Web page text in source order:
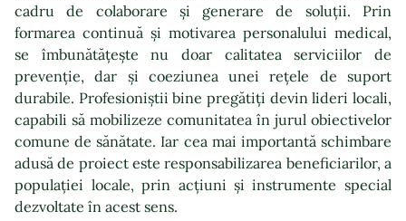
cadru de colaborare și generare de soluții. Prin
formarea continuă și motivarea personalului medical,
se îmbunătățește nu doar calitatea serviciilor de
prevenție, dar și coeziunea unei rețele de suport
durabile. Profesioniștii bine pregătiți devin lideri locali,
capabili să mobilizeze comunitatea în jurul obiectivelor
comune de sănătate. Iar cea mai importantă schimbare
adusă de proiect este responsabilizarea beneficiarilor, a
populației locale, prin acțiuni și instrumente special
dezvoltate în acest sens.